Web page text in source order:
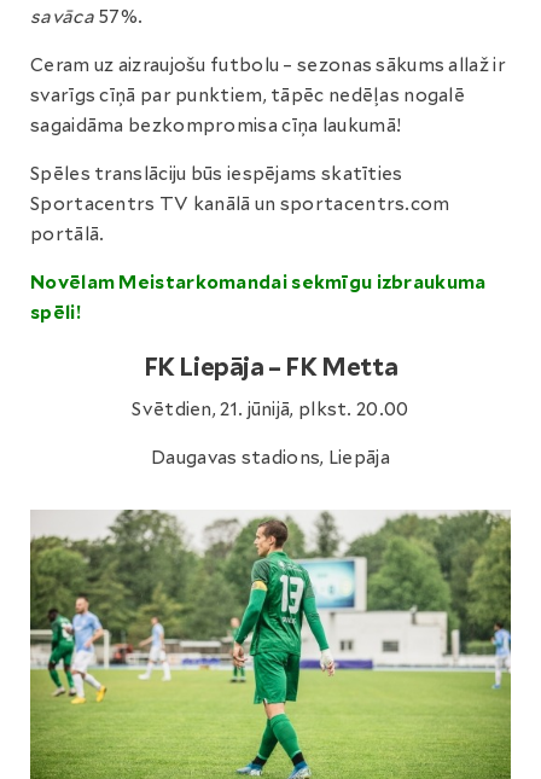
savāca57%.
Ceram uz aizraujošu futbolu – sezonas sākums allaž ir
svarīgs cīņā par punktiem, tāpēc nedēļas nogalē
sagaidāma bezkompromisa cīņa laukumā!
Spēles translāciju būs iespējams skatīties
Sportacentrs TV kanālā un sportacentrs.com
portālā.
Novēlam Meistarkomandai sekmīgu izbraukuma
spēli!
FK Liepāja – FK Metta
Svētdien, 21. jūnijā, plkst. 20.00
Daugavas stadions, Liepāja